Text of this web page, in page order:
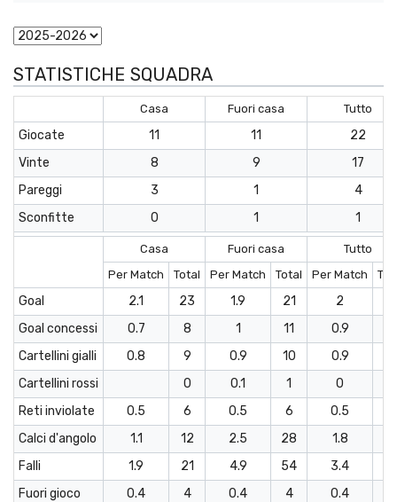
STATISTICHE SQUADRA
Casa Fuori casa Tutto
Giocate 11 11
22
Vinte
8 9
17
Pareggi
3 1
4
Sconfitte
0 1 1
Casa Fuori casa
Tutto
Per Match
Total Per Match Total Per Match
Goal 2.1 23 1.9 21 2
Goal concessi
0.7 8 1 11 0.9
Cartellini gialli
0.8 9 0.9 10 0.9
Cartellini rossi
0 0.1 1 0
Reti inviolate
0.5 6 0.5 6 0.5
Calci d'angolo
1.1 12 2.5 28 1.8
Falli
1.9 21 4.9 54 3.4
Fuori gioco
0.4 4 0.4 4 0.4